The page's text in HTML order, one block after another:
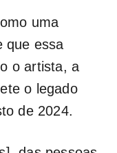
uma
que essa
o artista, a
o legado
de 2024.